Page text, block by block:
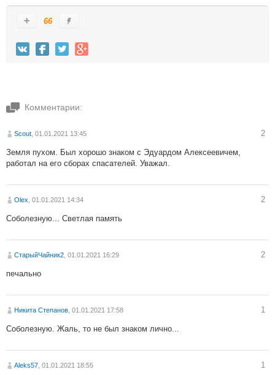
66
Комментарии:
Scout , 01.01.2021 13:45 2
Земля пухом. Был хорошо знаком с Эдуардом Алексеевичем,
работал на его сборах спасателей. Уважал.
Olex , 01.01.2021 14:34 2
Соболезную... Светлая память
СтарыйЧайник2 , 01.01.2021 16:29 2
печально
Никита Степанов , 01.01.2021 17:58 1
Соболезную. Жаль, то не был знаком лично...
Aleks57 , 01.01.2021 18:55 1